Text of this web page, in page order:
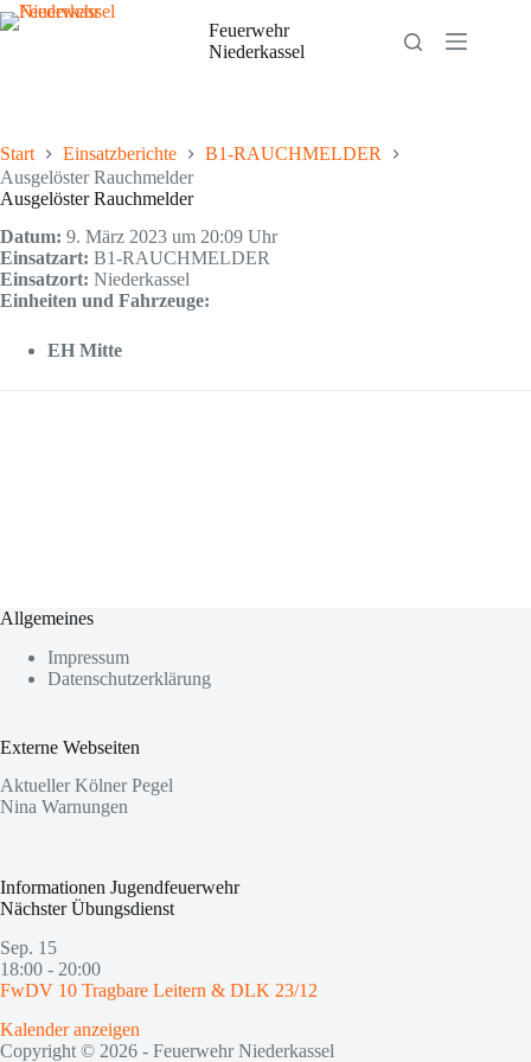
Zum
Inhalt
Feuerwehr
Niederkassel
Start Einsatzberichte
B1-RAUCHMELDER
Ausgelöster Rauchmelder
Ausgelöster Rauchmelder
Datum: 9. März 2023 um 20:09 Uhr
Einsatzart: B1-RAUCHMELDER
Einsatzort: Niederkassel
Einheiten und Fahrzeuge:
EH Mitte
Allgemeines
Impressum
Datenschutzerklärung
Externe Webseiten
Aktueller Kölner Pegel
Nina Warnungen
Informationen Jugendfeuerwehr
Nächster Übungsdienst
Sep. 15
18:00 - 20:00
FwDV 10 Tragbare Leitern & DLK 23/12
Kalender anzeigen
Copyright © 2026 - Feuerwehr Niederkassel